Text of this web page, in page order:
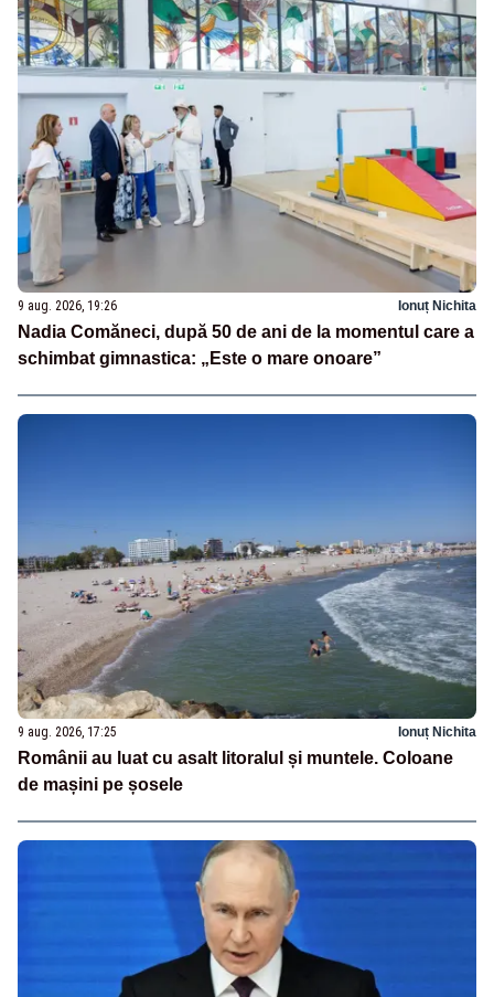
9 aug. 2026, 19:26 Ionuț Nichita
Nadia Comăneci, după 50 de ani de la momentul care a
schimbat gimnastica: „Este o mare onoare”
9 aug. 2026, 17:25 Ionuț Nichita
Românii au luat cu asalt litoralul și muntele. Coloane
de mașini pe șosele